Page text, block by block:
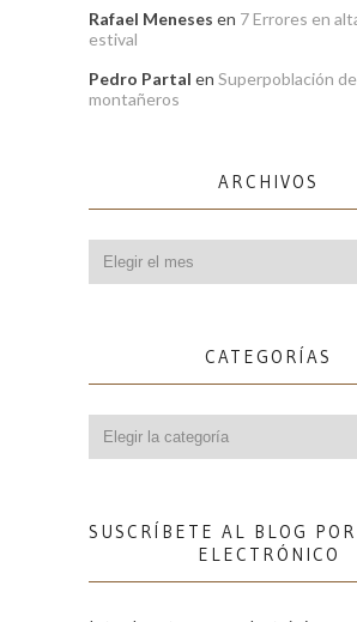
Rafael Meneses en 7 Errores en
estival
Pedro Partal en Superpoblación de
montañeros
ARCHIVOS
CATEGORÍAS
SUSCRÍBETE AL BLOG
ELECTRÓNICO